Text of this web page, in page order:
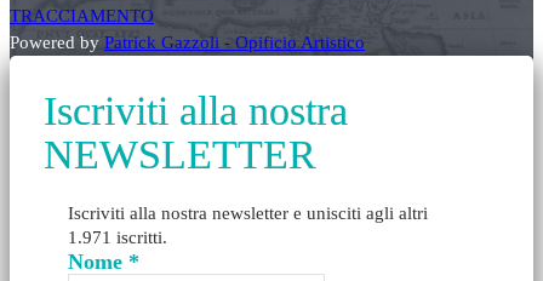
TRACCIAMENTO
Powered by Patrick Gazzoli - Opificio Artistico
Iscriviti alla nostra
NEWSLETTER
Iscriviti alla nostra newsletter e unisciti agli altri
1.971 iscritti.
Nome *